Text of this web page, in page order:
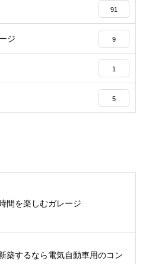
91
ジ 9
1
5
間を楽しむガレージ
築するなら電気自動車用のコン